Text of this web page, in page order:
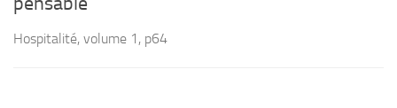
Hospitalité, volume 1, p64